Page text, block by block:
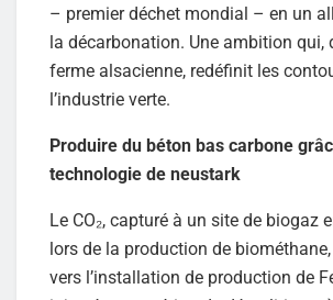
– premier déchet mondial – en un
la décarbonation. Une ambition qui,
ferme alsacienne, redéfinit les
l’industrie verte.
Produire du béton bas carbone
technologie de neustark
Le CO₂, capturé à un site de biogaz
lors de la production de
vers l’installation de production de